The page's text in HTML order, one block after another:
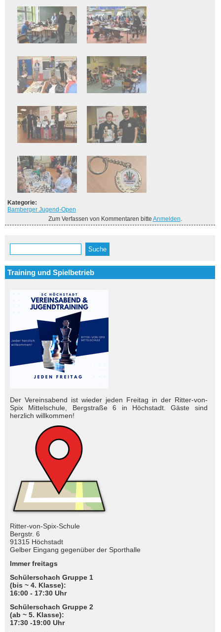
Kategorie:
Bamberger Jugend-Open
Zum Verfassen von Kommentaren bitte Anmelden.
Suchformular
Suche
Training und Spielbetrieb
Der Vereinsabend ist wieder jeden Freitag in der Ritter-von-
Spix Mittelschule, Bergstraße 6 in Höchstadt. Gäste sind
herzlich will­kom­men!
Ritter-von-Spix-Schule
Bergstr. 6
91315 Höchstadt
Gelber Eingang gegenüber der Sporthalle
Immer freitags
Schülerschach Gruppe 1
(bis ~ 4. Klasse):
16:00 - 17:30 Uhr
Schülerschach Gruppe 2
(ab ~ 5. Klasse):
17:30 -19:00 Uhr